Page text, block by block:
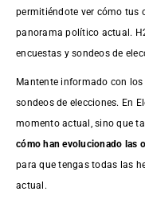
permitiéndote ver cómo tus
panorama político actual.
encuestas y sondeos de
Mantente informado con
sondeos de elecciones. En
momento actual, sino que
cómo han evolucionado las
para que tengas todas las
actual.